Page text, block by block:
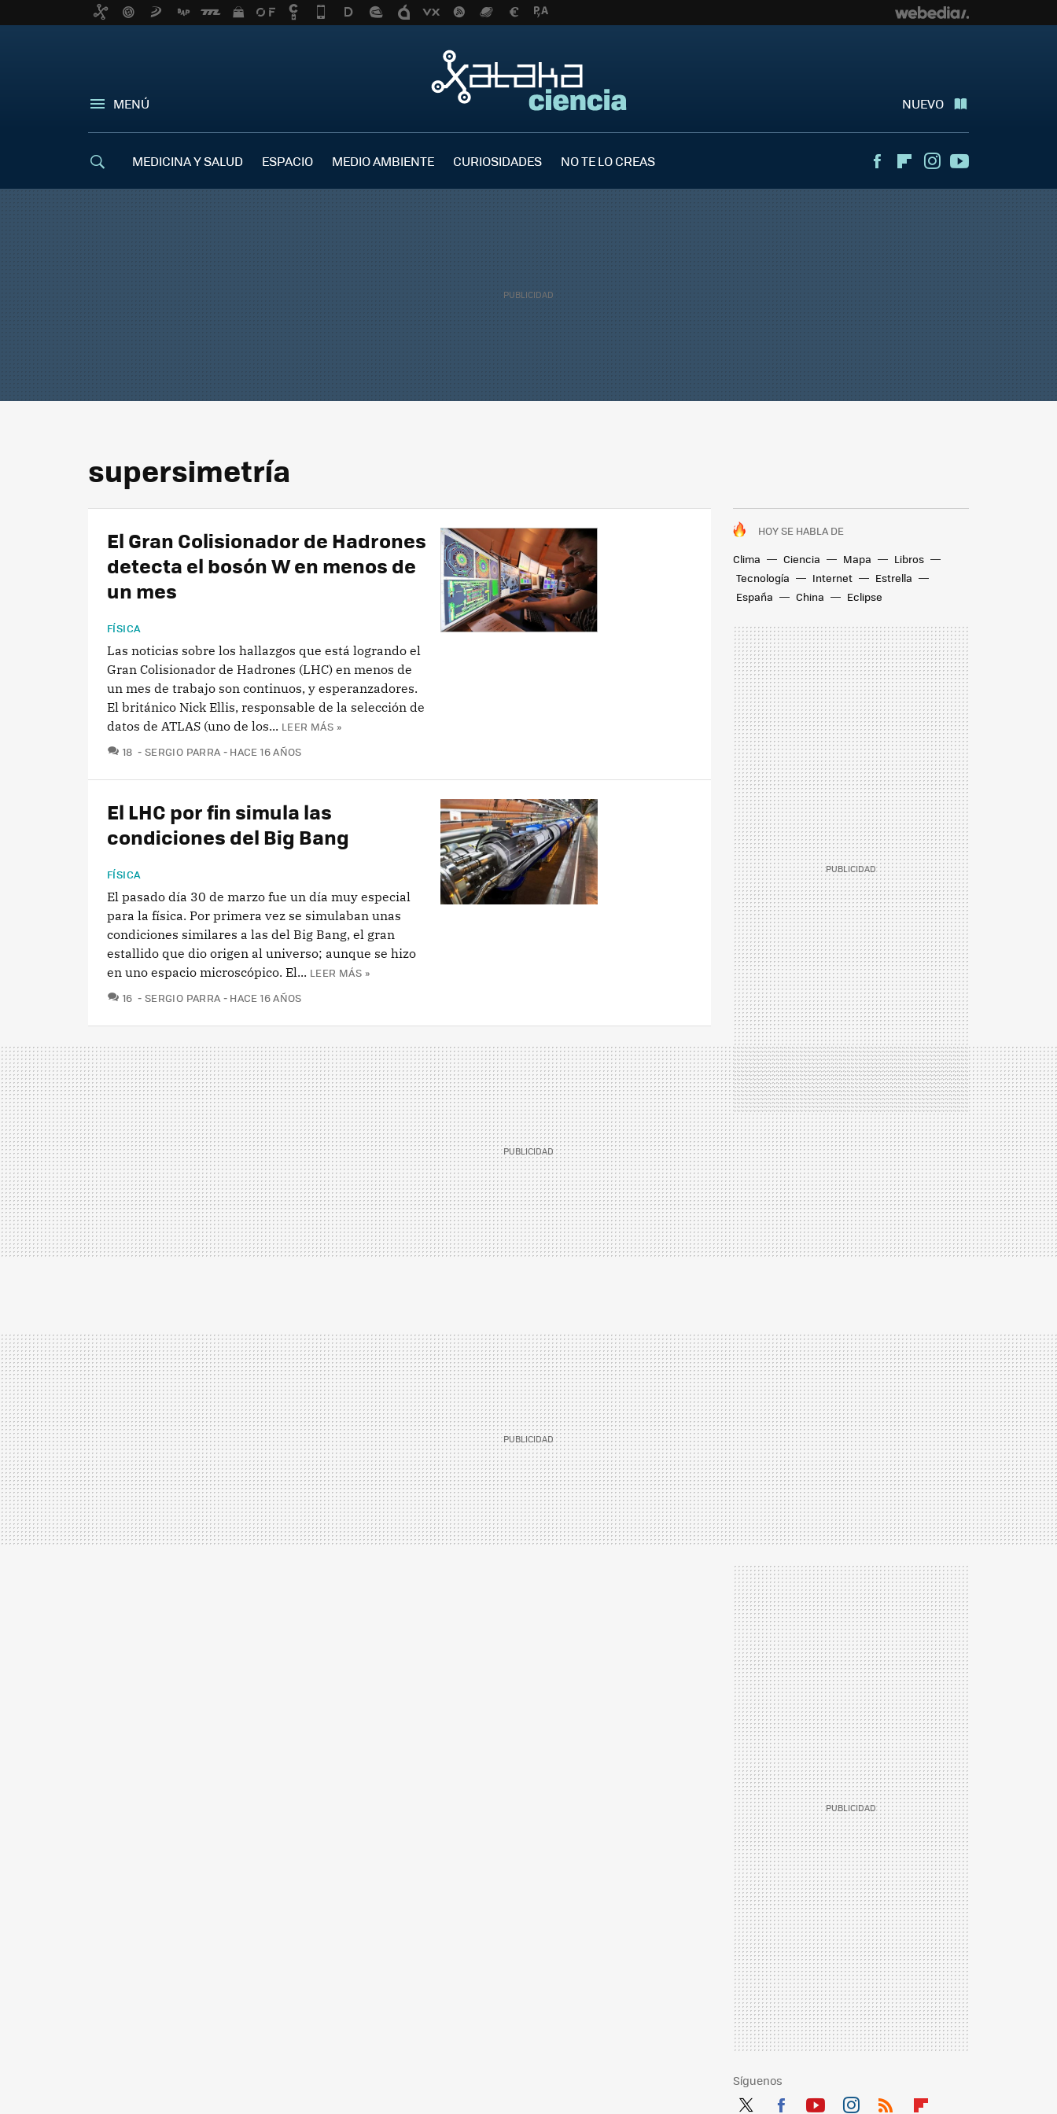
MENÚ NUEVO
MEDICINA Y SALUD ESPACIO MEDIO AMBIENTE CURIOSIDADES NO TE LO CREAS FacebookFlipboardInstagram
supersimetría
HOY SE HABLA DE
Clima
Ciencia Mapa
Libros
Tecnología
Internet
Estrella
España
China Eclipse
El Gran Colisionador de Hadrones
detecta el bosón W en menos de
un mes
FÍSICA
Las noticias sobre los hallazgos que está logrando el
Gran Colisionador de Hadrones (LHC) en menos de
un mes de trabajo son continuos, y esperanzadores.
El británico Nick Ellis, responsable de la selección de
datos de ATLAS (uno de los... LEER MÁS »
18 COMENTARIOS
SERGIO PARRA HACE 16 AÑOS
El LHC por fin simula las
condiciones del Big Bang
FÍSICA
El pasado día 30 de marzo fue un día muy especial
para la física. Por primera vez se simulaban unas
condiciones similares a las del Big Bang, el gran
estallido que dio origen al universo; aunque se hizo
en uno espacio microscópico. El... LEER MÁS »
16 COMENTARIOS
SERGIO PARRA HACE 16 AÑOS
Síguenos